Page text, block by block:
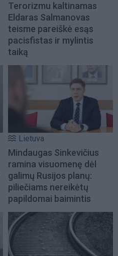
Terorizmu kaltinamas
Eldaras Salmanovas
teisme pareiškė esąs
pacisfistas ir mylintis
taiką
Lietuva
Mindaugas Sinkevičius
ramina visuomenę dėl
galimų Rusijos planų:
piliečiams nereikėtų
papildomai baimintis